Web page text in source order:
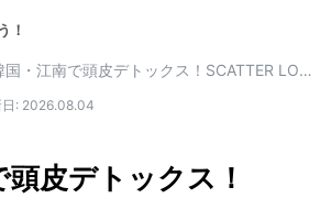
！
韓国・江南で頭皮デトックス！SCATTER LOUNGE頭皮毒素排出・血行促進ケア体験
: 2026.08.04
皮デトックス！